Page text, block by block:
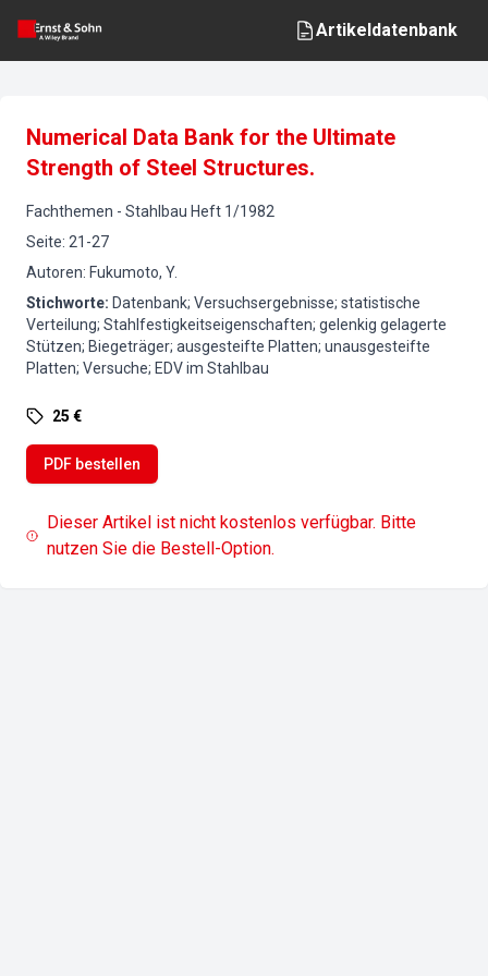
Artikeldatenbank
Numerical Data Bank for the Ultimate
Strength of Steel Structures.
Fachthemen - Stahlbau Heft 1/1982
Seite: 21-27
Autoren: Fukumoto, Y.
Stichworte: Datenbank; Versuchsergebnisse; statistische
Verteilung; Stahlfestigkeitseigenschaften; gelenkig gelagerte
Stützen; Biegeträger; ausgesteifte Platten; unausgesteifte
Platten; Versuche; EDV im Stahlbau
25 €
PDF bestellen
Dieser Artikel ist nicht kostenlos verfügbar. Bitte
nutzen Sie die Bestell-Option.